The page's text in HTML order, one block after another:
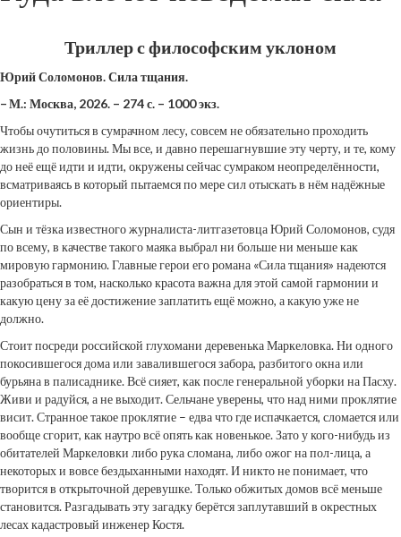
Триллер с философским уклоном
Юрий Соломонов.Сила тщания.
– М.: Москва, 2026. – 274 с. – 1000 экз.
Чтобы очутиться в су­мрачном лесу, совсем не обязательно проходить
жизнь до половины. Мы все, и давно перешагнувшие эту черту, и те, кому
до неё ещё идти и идти, окружены сейчас сумраком неопределённости,
всматриваясь в который пытаемся по мере сил отыскать в нём надёжные
ориентиры.
Сын и тёзка известного журналиста-литгазетовца Юрий Соломонов, судя
по всему, в качестве такого маяка выбрал ни больше ни меньше как
мировую гармонию. Главные герои его романа «Сила тщания» надеются
разобраться в том, насколько красота важна для этой самой гармонии и
какую цену за её достижение заплатить ещё можно, а какую уже не
должно.
Стоит посреди российской глухомани деревенька Маркеловка. Ни одного
покосившегося дома или завалившегося забора, разбитого окна или
бурьяна в палисаднике. Всё сияет, как после генеральной уборки на Пасху.
Живи и радуйся, а не выходит. Сельчане уверены, что над ними проклятие
висит. Странное такое проклятие – едва что где испачкается, сломается или
вообще сгорит, как наутро всё опять как новенькое. Зато у кого-нибудь из
обитателей Маркеловки либо рука сломана, либо ожог на пол-лица, а
некоторых и вовсе бездыханными находят. И никто не понимает, что
творится в открыточной деревушке. Только обжитых домов всё меньше
становится. Разгадывать эту загадку берётся заплутавший в окрестных
лесах кадастровый инженер Костя.